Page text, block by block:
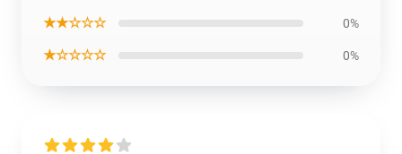
★★☆☆☆ 0%
★☆☆☆☆ 0%